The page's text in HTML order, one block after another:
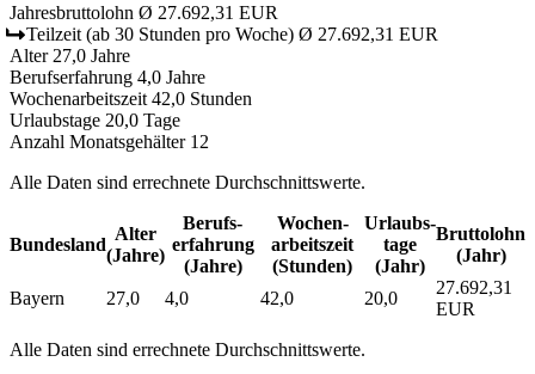
Jahresbruttolohn Ø 27.692,31 EUR
Teilzeit (ab 30 Stunden pro Woche) Ø 27.692,31 EUR
Alter 27,0 Jahre
Berufserfahrung 4,0 Jahre
Wochenarbeitszeit 42,0 Stunden
Urlaubstage 20,0 Tage
Anzahl Monatsgehälter 12
Alle Daten sind errechnete Durchschnittswerte.
Bundesland
Alter
(Jahre)
Berufs­
erfahrung
(Jahre)
Wochen­
arbeitszeit
(Stunden)
Urlaubs­
tage
(Jahr)
Bruttolohn
(Jahr)
Bayern 27,0 4,0 42,0 20,0
27.692,31
EUR
Alle Daten sind errechnete Durchschnittswerte.